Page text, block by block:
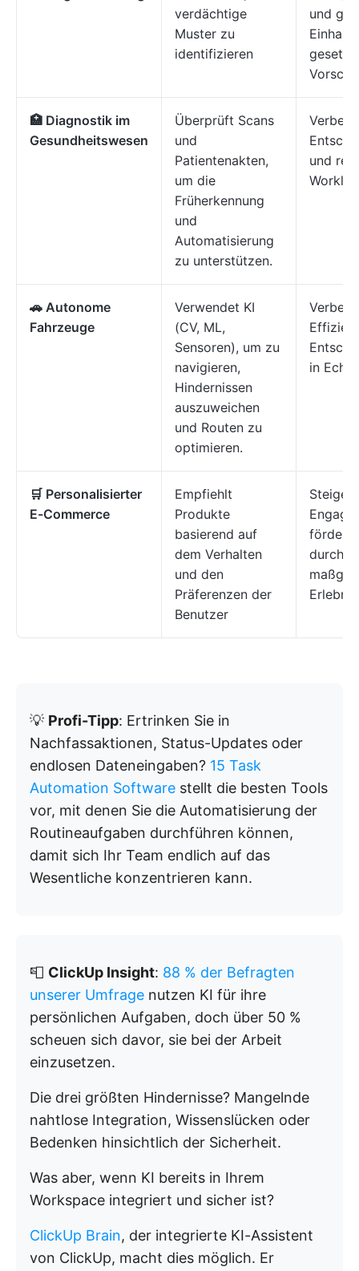
verdächtige
Muster zu
identifizieren
und
🏥 Diagnostik im
Gesundheitswesen
Überprüft Scans
und
Patientenakten,
um die
Früherkennung
und
Automatisierung
zu unterstützen.
und
🚗 Autonome
Fahrzeuge
Verwendet KI
(CV, ML,
Sensoren), um zu
navigieren,
Hindernissen
auszuweichen
und Routen zu
optimieren.
in
🛒 Personalisierter
E-Commerce
Empfiehlt
Produkte
basierend auf
dem Verhalten
und den
Präferenzen der
Benutzer
fördert
durch
💡 Profi-Tipp: Ertrinken Sie in
Nachfassaktionen, Status-Updates oder
endlosen Dateneingaben? 15 Task
Automation Software stellt die besten Tools
vor, mit denen Sie die Automatisierung der
Routineaufgaben durchführen können,
damit sich Ihr Team endlich auf das
Wesentliche konzentrieren kann.
📮 ClickUp Insight: 88 % der Befragten
unserer Umfrage nutzen KI für ihre
persönlichen Aufgaben, doch über 50 %
scheuen sich davor, sie bei der Arbeit
einzusetzen.
Die drei größten Hindernisse? Mangelnde
nahtlose Integration, Wissenslücken oder
Bedenken hinsichtlich der Sicherheit.
Was aber, wenn KI bereits in Ihrem
Workspace integriert und sicher ist?
ClickUp Brain, der integrierte KI-Assistent
von ClickUp, macht dies möglich. Er